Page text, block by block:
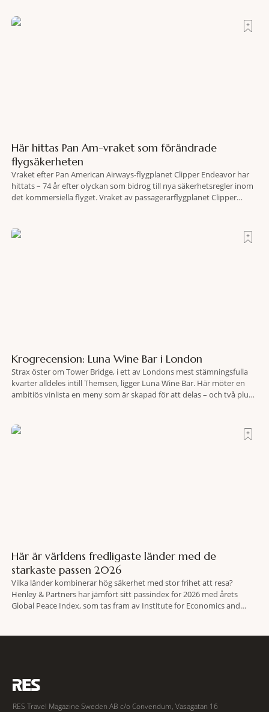
fler människor ska kunna promenera, motionera
Här hittas Pan Am-vraket som förändrade
flygsäkerheten
Vraket efter Pan American Airways-flygplanet Clipper Endeavor har
hittats – 74 år efter olyckan som bidrog till nya säkerhetsregler inom
det kommersiella flyget. Vraket av passagerarflygplanet Clipper
lokaliserades den 2 juni i år med hjälp
Krogrecension: Luna Wine Bar i London
Strax öster om Tower Bridge, i ett av Londons mest stämningsfulla
kvarter alldeles intill Themsen, ligger Luna Wine Bar. Här möter en
ambitiös vinlista en meny som är skapad för att delas – och två plus
Här är världens fredligaste länder med de
starkaste passen 2026
Vilka länder kombinerar hög säkerhet med stor frihet att resa?
Henley & Partners har jämfört sitt passindex för 2026 med årets
Global Peace Index, som tas fram av Institute for Economics and
RES Travel Magazine Sweden AB c/o Convendum, Vasagatan 16